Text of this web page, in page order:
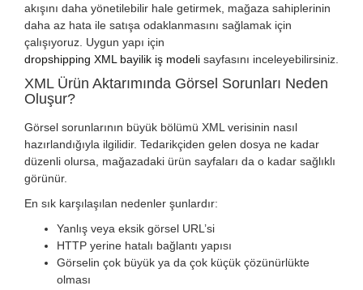
akışını daha yönetilebilir hale getirmek, mağaza sahiplerinin
daha az hata ile satışa odaklanmasını sağlamak için
çalışıyoruz. Uygun yapı için
dropshipping XML bayilik iş modeli sayfasını inceleyebilirsiniz.
XML Ürün Aktarımında Görsel Sorunları Neden
Oluşur?
Görsel sorunlarının büyük bölümü XML verisinin nasıl
hazırlandığıyla ilgilidir. Tedarikçiden gelen dosya ne kadar
düzenli olursa, mağazadaki ürün sayfaları da o kadar sağlıklı
görünür.
En sık karşılaşılan nedenler şunlardır:
Yanlış veya eksik görsel URL’si
HTTP yerine hatalı bağlantı yapısı
Görselin çok büyük ya da çok küçük çözünürlükte
olması